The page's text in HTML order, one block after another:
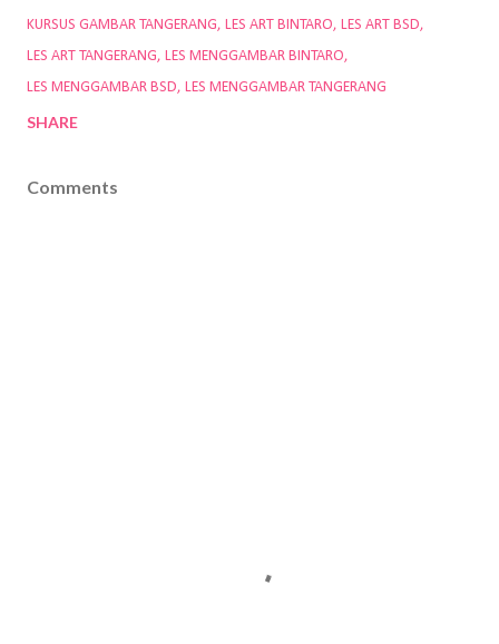
KURSUS GAMBAR TANGERANG
LES ART BINTARO
LES ART BSD
LES ART TANGERANG
LES MENGGAMBAR BINTARO
LES MENGGAMBAR BSD
LES MENGGAMBAR TANGERANG
SHARE
Comments